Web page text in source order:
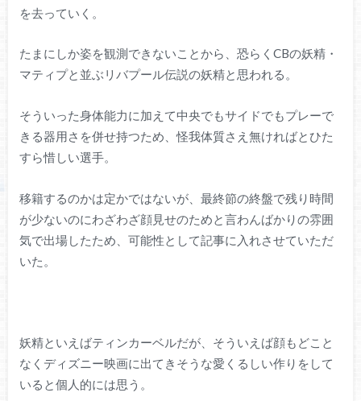
を去っていく。
たまにしか姿を観測できないことから、恐らくCBの妖精・
マティプと並ぶリバプール伝説の妖精と思われる。
そういった身体能力に加えて中央でもサイドでもプレーで
きる器用さを併せ持つため、怪我体質さえ無ければとひた
すら惜しい選手。
移籍するのかは定かではないが、最終節の終盤で残り時間
が少ないのにわざわざ顔見せのためと言わんばかりの雰囲
気で出場したため、可能性として記事に入れさせていただ
いた。
妖精といえばティンカーベルだが、そういえば顔もどこと
なくディズニー映画に出てきそうな愛くるしい作りをして
いると個人的には思う。